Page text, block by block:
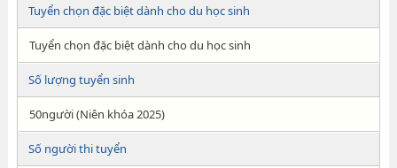
Tuyển chọn đặc biệt dành cho du học sinh
Tuyển chọn đặc biệt dành cho du học sinh
Số lượng tuyển sinh
50người (Niên khóa 2025)
Số người thi tuyển